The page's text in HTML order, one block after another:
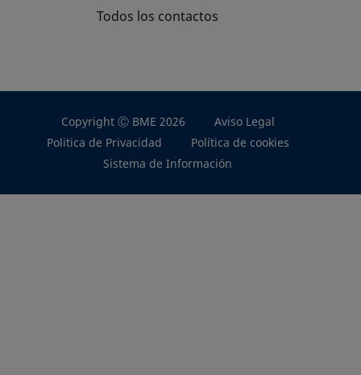
Todos los contactos
Copyright Ⓒ BME 2026
Aviso Legal
Politica de Privacidad
Política de cookies
Sistema de Información